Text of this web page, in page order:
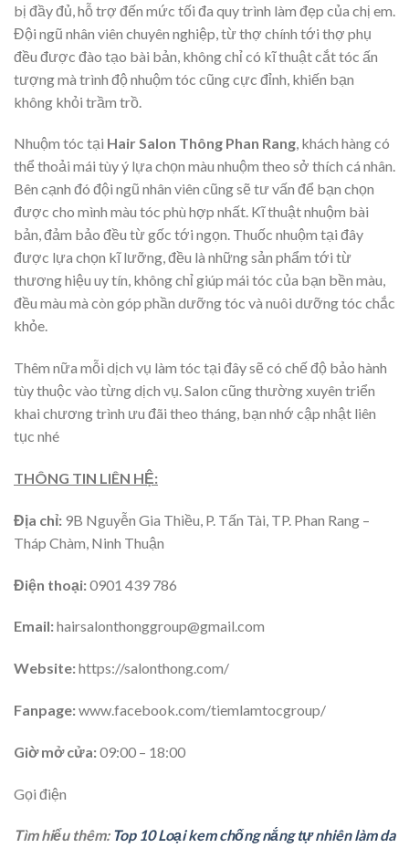
bị đầy đủ, hỗ trợ đến mức tối đa quy trình làm đẹp của chị em.
Đội ngũ nhân viên chuyên nghiệp, từ thợ chính tới thợ phụ
đều được đào tạo bài bản, không chỉ có kĩ thuật cắt tóc ấn
tượng mà trình độ nhuộm tóc cũng cực đỉnh, khiến bạn
không khỏi trầm trồ.
Nhuộm tóc tại Hair Salon Thông Phan Rang, khách hàng có
thể thoải mái tùy ý lựa chọn màu nhuộm theo sở thích cá nhân.
Bên cạnh đó đội ngũ nhân viên cũng sẽ tư vấn để bạn chọn
được cho mình màu tóc phù hợp nhất. Kĩ thuật nhuộm bài
bản, đảm bảo đều từ gốc tới ngọn. Thuốc nhuộm tại đây
được lựa chọn kĩ lưỡng, đều là những sản phẩm tới từ
thương hiệu uy tín, không chỉ giúp mái tóc của bạn bền màu,
đều màu mà còn góp phần dưỡng tóc và nuôi dưỡng tóc chắc
khỏe.
Thêm nữa mỗi dịch vụ làm tóc tại đây sẽ có chế độ bảo hành
tùy thuộc vào từng dịch vụ. Salon cũng thường xuyên triển
khai chương trình ưu đãi theo tháng, bạn nhớ cập nhật liên
tục nhé
THÔNG TIN LIÊN HỆ:
Địa chỉ: 9B Nguyễn Gia Thiều, P. Tấn Tài, TP. Phan Rang –
Tháp Chàm, Ninh Thuận
Điện thoại:0901 439 786
Email:hairsalonthonggroup@gmail.com
Website:https://salonthong.com/
Fanpage:www.facebook.com/tiemlamtocgroup/
Giờ mở cửa:09:00 – 18:00
Gọi điện
Tìm hiểu thêm: Top 10 Loại kem chống nắng tự nhiên làm da